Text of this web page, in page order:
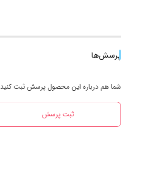
پرسش‌ها
شما هم درباره این محصول پرسش ثبت کنید
ثبت پرسش